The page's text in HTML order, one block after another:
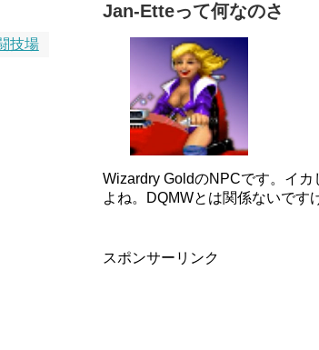
技場
Jan-Etteって何なのさ
Wizardry GoldのNPCです。イカ
よね。DQMWとは関係ないです
スポンサーリンク